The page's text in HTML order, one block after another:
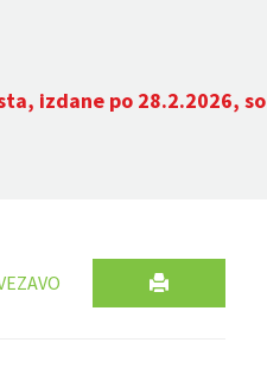
izdane po 28.2.2026, so